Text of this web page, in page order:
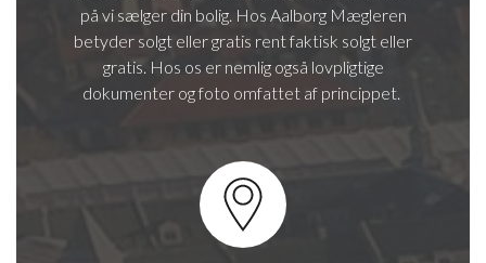
på vi sælger din bolig. Hos Aalborg Mægleren
betyder solgt eller gratis rent faktisk solgt eller
gratis. Hos os er nemlig også lovpligtige
dokumenter og foto omfattet af princippet.